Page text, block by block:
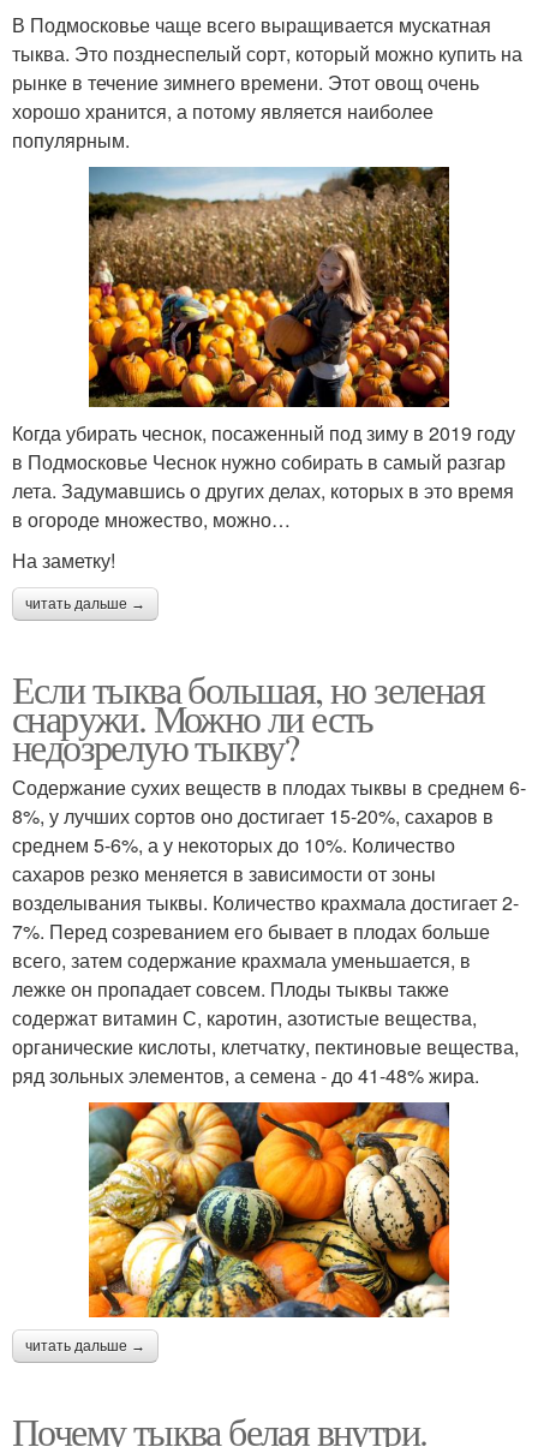
В Подмосковье чаще всего выращивается мускатная
тыква. Это позднеспелый сорт, который можно купить на
рынке в течение зимнего времени. Этот овощ очень
хорошо хранится, а потому является наиболее
популярным.
Когда убирать чеснок, посаженный под зиму в 2019 году
в Подмосковье Чеснок нужно собирать в самый разгар
лета. Задумавшись о других делах, которых в это время
в огороде множество, можно…
На заметку!
читать дальше →
Если тыква большая, но зеленая
снаружи. Можно ли есть
недозрелую тыкву?
Содержание сухих веществ в плодах тыквы в среднем 6-
8%, у лучших сортов оно достигает 15-20%, сахаров в
среднем 5-6%, а у некоторых до 10%. Количество
сахаров резко меняется в зависимости от зоны
возделывания тыквы. Количество крахмала достигает 2-
7%. Перед созреванием его бывает в плодах больше
всего, затем содержание крахмала уменьшается, в
лежке он пропадает совсем. Плоды тыквы также
содержат витамин С, каротин, азотистые вещества,
органические кислоты, клетчатку, пектиновые вещества,
ряд зольных элементов, а семена - до 41-48% жира.
читать дальше →
Почему тыква белая внутри.